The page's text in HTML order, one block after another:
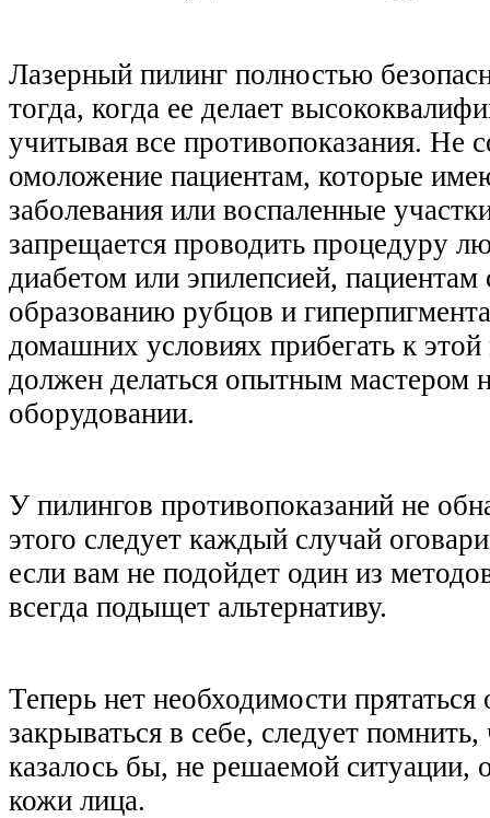
Лазерный пилинг полностью
тогда, когда ее делает
учитывая все противопоказания. Не
омоложение пациентам, которые
заболевания или воспаленные
запрещается проводить процедуру
диабетом или эпилепсией,
образованию рубцов и
домашних условиях прибегать к
должен делаться опытным мастером
оборудовании.
У пилингов противопоказаний не
этого следует каждый случай
если вам не подойдет один из
всегда подыщет альтернативу.
Теперь нет необходимости
закрываться в себе, следует
казалось бы, не решаемой ситуации,
кожи лица.